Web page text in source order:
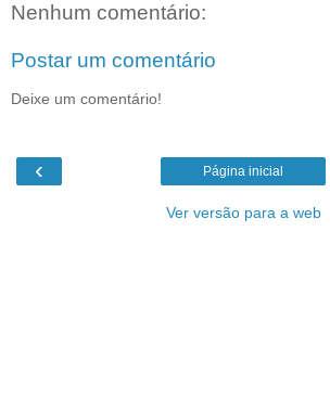
Nenhum comentário:
Postar um comentário
Deixe um comentário!
‹ Página inicial
Ver versão para a web